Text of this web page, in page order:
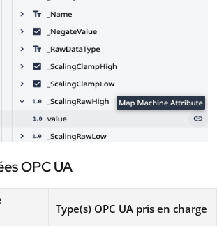
OPC UA
Type(s) OPC UA pris en charge